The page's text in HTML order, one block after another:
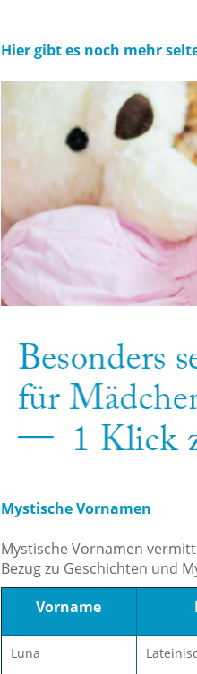
Hier gibt es noch mehr
Mystische Vornamen
Mystische Vornamen
Bezug zu Geschichten und
Vorname
Luna